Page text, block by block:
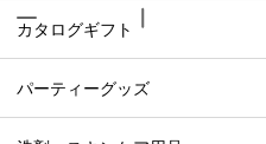
カタログギフト
パーティーグッズ